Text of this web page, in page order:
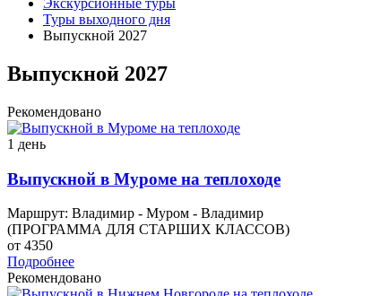
Экскурсионные туры
Туры выходного дня
Выпускной 2027
Выпускной 2027
Рекомендовано
1 день
Выпускной в Муроме на теплоходе
Маршрут: Владимир - Муром - Владимир
(ПРОГРАММА ДЛЯ СТАРШИХ КЛАССОВ)
от 4350
Подробнее
Рекомендовано